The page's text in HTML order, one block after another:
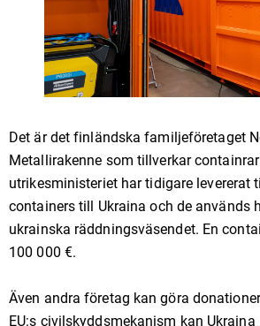
Det är det finländska familjeföretaget
Metallirakenne som tillverkar
utrikesministeriet har tidigare levererat
containers till Ukraina och de används
ukrainska räddningsväsendet. En
100 000 €.
Även andra företag kan göra
EU:s civilskyddsmekanism kan